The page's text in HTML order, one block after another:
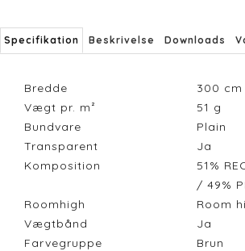
Specifikation Beskrivelse Downloads
Bredde 300 cm
Vægt pr. m²
51 g
Bundvare
Plain
Transparent
Ja
Komposition
51%
/ 49%
Roomhigh
Room
Vægtbånd
Ja
Farvegruppe
Brun